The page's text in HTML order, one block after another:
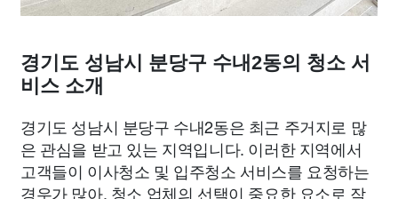
경기도 성남시 분당구 수내2동의 청소 서
비스 소개
경기도 성남시 분당구 수내2동은 최근 주거지로 많
은 관심을 받고 있는 지역입니다. 이러한 지역에서
고객들이 이사청소 및 입주청소 서비스를 요청하는
경우가 많아, 청소 업체의 선택이 중요한 요소로 작